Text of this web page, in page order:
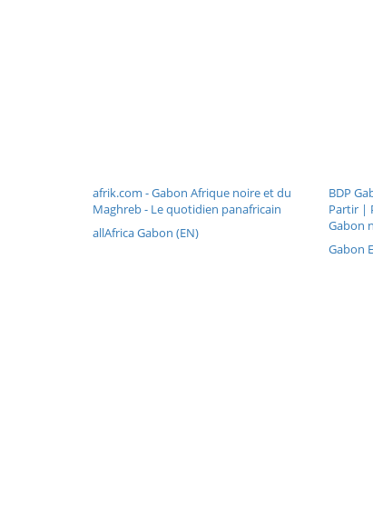
afrik.com - Gabon Afrique noire et du
Maghreb - Le quotidien panafricain
allAfrica Gabon (EN)
BDP
Partir |
Gabon
Gabon